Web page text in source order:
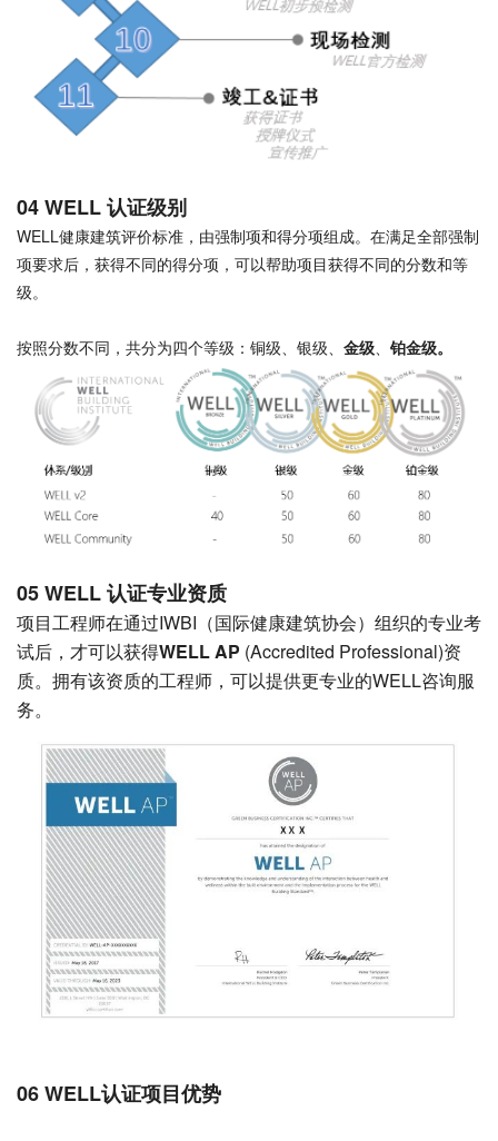
04 WELL 认证级别
WELL健康建筑评价标准，由强制项和得分项组成。在满足全部强制
项要求后，获得不同的得分项，可以帮助项目获得不同的分数和等
级。
按照分数不同，共分为四个等级：铜级、银级、 金级、 铂金级。
05 WELL 认证专业资质
项目工程师在通过IWBI（国际健康建筑协会）组织的专业考
试后，才可以获得WELL AP (Accredited Professional)资
质。拥有该资质的工程师，可以提供更专业的WELL咨询服
务。
06 WELL认证项目优势